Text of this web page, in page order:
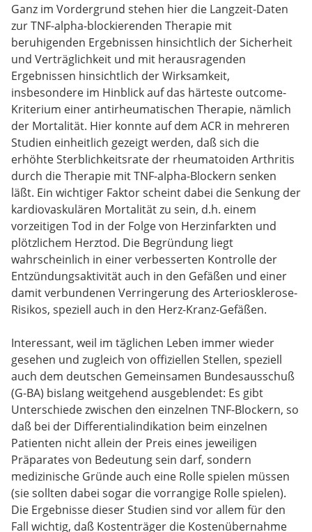
Ganz im Vordergrund stehen hier die Langzeit-Daten
zur TNF-alpha-blockierenden Therapie mit
beruhigenden Ergebnissen hinsichtlich der Sicherheit
und Verträglichkeit und mit herausragenden
Ergebnissen hinsichtlich der Wirksamkeit,
insbesondere im Hinblick auf das härteste outcome-
Kriterium einer antirheumatischen Therapie, nämlich
der Mortalität. Hier konnte auf dem ACR in mehreren
Studien einheitlich gezeigt werden, daß sich die
erhöhte Sterblichkeitsrate der rheumatoiden Arthritis
durch die Therapie mit TNF-alpha-Blockern senken
läßt. Ein wichtiger Faktor scheint dabei die Senkung der
kardiovaskulären Mortalität zu sein, d.h. einem
vorzeitigen Tod in der Folge von Herzinfarkten und
plötzlichem Herztod. Die Begründung liegt
wahrscheinlich in einer verbesserten Kontrolle der
Entzündungsaktivität auch in den Gefäßen und einer
damit verbundenen Verringerung des Arteriosklerose-
Risikos, speziell auch in den Herz-Kranz-Gefäßen.
Interessant, weil im täglichen Leben immer wieder
gesehen und zugleich von offiziellen Stellen, speziell
auch dem deutschen Gemeinsamen Bundesausschuß
(G-BA) bislang weitgehend ausgeblendet: Es gibt
Unterschiede zwischen den einzelnen TNF-Blockern, so
daß bei der Differentialindikation beim einzelnen
Patienten nicht allein der Preis eines jeweiligen
Präparates von Bedeutung sein darf, sondern
medizinische Gründe auch eine Rolle spielen müssen
(sie sollten dabei sogar die vorrangige Rolle spielen).
Die Ergebnisse dieser Studien sind vor allem für den
Fall wichtig, daß Kostenträger die Kostenübernahme